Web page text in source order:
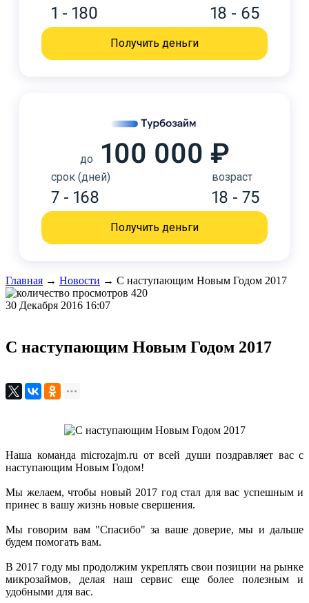
1 - 180 18 - 65
Получить деньги
до 100 000 ₽
срок (дней)
7 - 168
возраст
18 - 75
Получить деньги
Главная → Новости → С наступающим Новым Годом 2017
420
30 Декабря 2016 16:07
С наступающим Новым Годом 2017
Наша команда microzajm.ru от всей души поздравляет вас с
наступающим Новым Годом!
Мы желаем, чтобы новый 2017 год стал для вас успешным и
принес в вашу жизнь новые свершения.
Мы говорим вам "Спасибо" за ваше доверие, мы и дальше
будем помогать вам.
В 2017 году мы продолжим укреплять свои позиции на рынке
микрозаймов, делая наш сервис еще более полезным и
удобными для вас.